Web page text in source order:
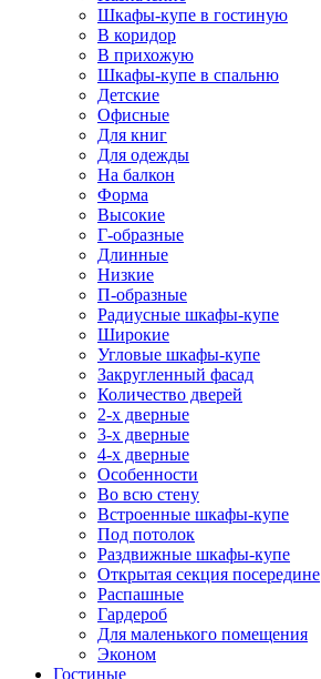
Шкафы-купе в гостиную
В коридор
В прихожую
Шкафы-купе в спальню
Детские
Офисные
Для книг
Для одежды
На балкон
Форма
Высокие
Г-образные
Длинные
Низкие
П-образные
Радиусные шкафы-купе
Широкие
Угловые шкафы-купе
Закругленный фасад
Количество дверей
2-х дверные
3-х дверные
4-х дверные
Особенности
Во всю стену
Встроенные шкафы-купе
Под потолок
Раздвижные шкафы-купе
Открытая секция посередине
Распашные
Гардероб
Для маленького помещения
Эконом
Гостиные